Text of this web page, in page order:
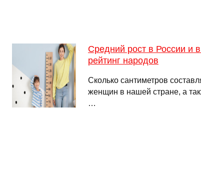
Средний рост в России
рейтинг народов
Сколько сантиметров
женщин в нашей стране, а
…